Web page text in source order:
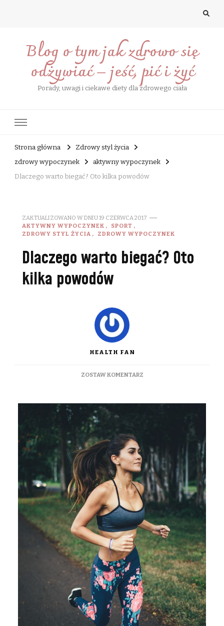
Blog o tym jak zdrowo się
odżywiać – jeść, pić i żyć
Porady, uwagi i ciekawe diety dla zdrowego ciała
Strona główna
Zdrowy styl życia
zdrowy wypoczynek
aktywny wypoczynek
Dlaczego warto biegać? Oto kilka powodów
ZAKTUALIZOWANO W DNIU19 CZERWCA 2017
AKTYWNY WYPOCZYNEK
SPORT
ZDROWY STYL ŻYCIA
ZDROWY WYPOCZYNEK
Dlaczego warto biegać? Oto
kilka powodów
HEALTH FAN
ZOSTAW KOMENTARZDO
BIEGAĆ?